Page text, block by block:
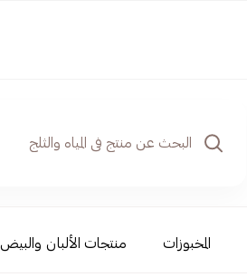
المخبوزات منتجات الألبان والبيض